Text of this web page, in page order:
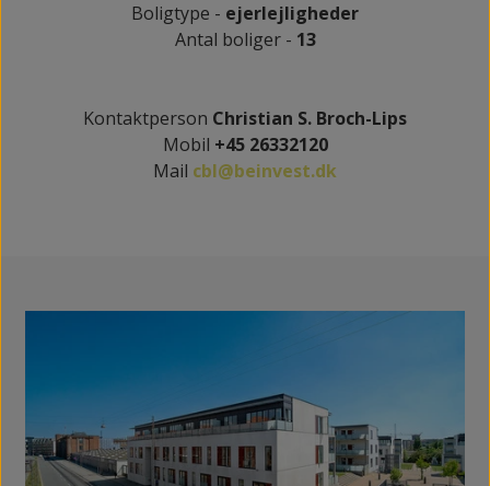
Boligtype - ejerlejligheder
Antal boliger - 13
Kontaktperson Christian S. Broch-Lips
Mobil +45 26332120
Mail cbl@beinvest.dk